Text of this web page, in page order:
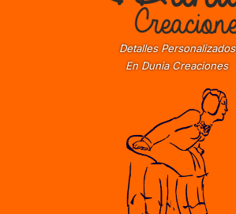
Detalles Personalizados
En Dunia Creaciones